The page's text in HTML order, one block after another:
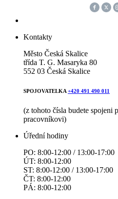
Kontakty
Město Česká Skalice
třída T. G. Masaryka 80
552 03 Česká Skalice
SPOJOVATELKA +420 491 490 011
(z tohoto čísla budete spojeni
pracovníkovi)
Úřední hodiny
PO: 8:00-12:00 / 13:00-17:00
ÚT: 8:00-12:00
ST: 8:00-12:00 / 13:00-17:00
ČT: 8:00-12:00
PÁ: 8:00-12:00